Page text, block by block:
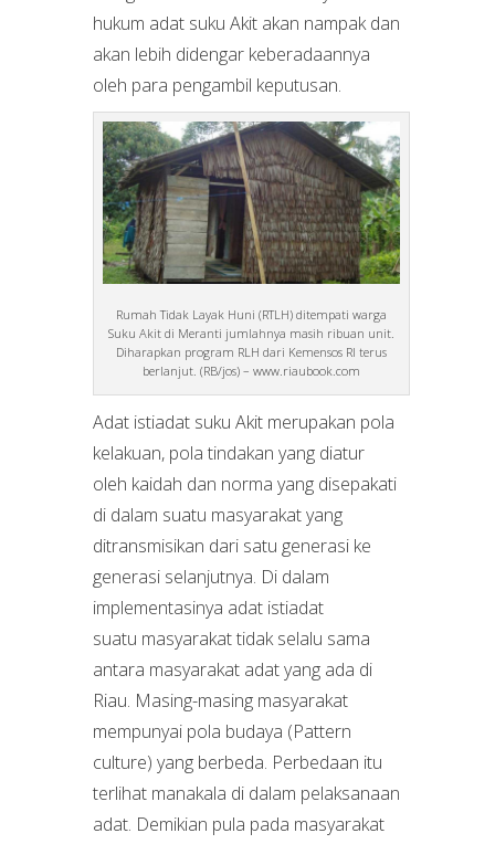
hukum adat suku Akit akan nampak dan
akan lebih didengar keberadaannya
oleh para pengambil keputusan.
Rumah Tidak Layak Huni (RTLH) ditempati warga
Suku Akit di Meranti jumlahnya masih ribuan unit.
Diharapkan program RLH dari Kemensos RI terus
berlanjut. (RB/jos) – www.riaubook.com
Adat istiadat suku Akit merupakan pola
kelakuan, pola tindakan yang diatur
oleh kaidah dan norma yang disepakati
di dalam suatu masyarakat yang
ditransmisikan dari satu generasi ke
generasi selanjutnya. Di dalam
implementasinya adat istiadat
suatu masyarakat tidak selalu sama
antara masyarakat adat yang ada di
Riau. Masing-masing masyarakat
mempunyai pola budaya (Pattern
culture) yang berbeda. Perbedaan itu
terlihat manakala di dalam pelaksanaan
adat. Demikian pula pada masyarakat